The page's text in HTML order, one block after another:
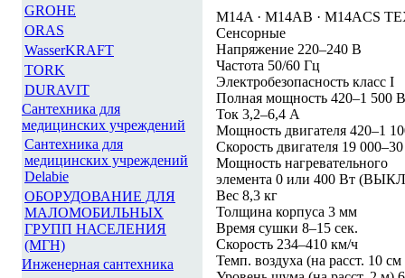
GROHE
ORAS
WasserKRAFT
TORK
DURAVIT
Сантехника для
медицинских учреждений
Сантехника для
медицинских учреждений
Delabie
ОБОРУДОВАНИЕ ДЛЯ
МАЛОМОБИЛЬНЫХ
ГРУПП НАСЕЛЕНИЯ
(МГН)
Инженерная сантехника
M14A · M14AB ·
Сенсорные
Напряжение 220–240 В
Частота 50/60 Гц
Электробезопасность класс I
Полная мощность 420–1 500
Ток 3,2–6,4 А
Мощность двигателя 420–1
Скорость двигателя 19
Мощность нагревательного
элемента 0 или 400 Вт
Вес 8,3 кг
Толщина корпуса 3 мм
Время сушки 8–15 сек.
Скорость 234–410 км/ч
Темп. воздуха (на расст. 10